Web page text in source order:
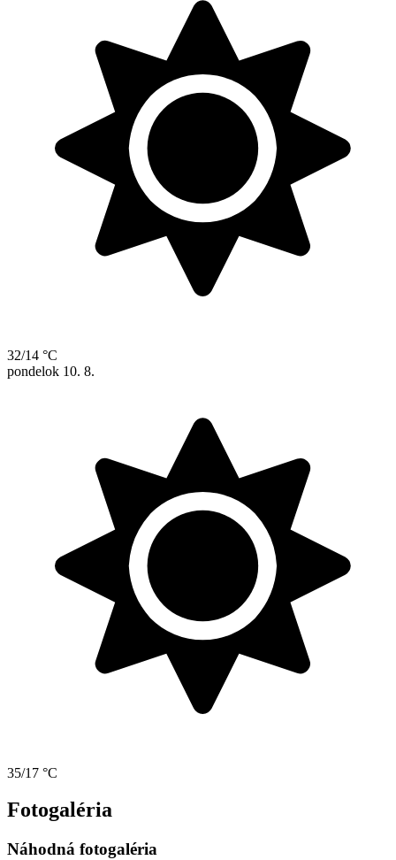
32/14 °C
pondelok 10. 8.
35/17 °C
Fotogaléria
Náhodná fotogaléria